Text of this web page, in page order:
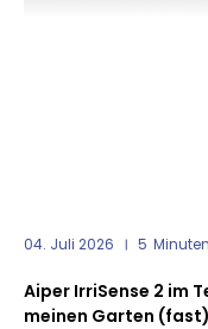
04. Juli 2026 5
Aiper IrriSense 2 im
meinen Garten